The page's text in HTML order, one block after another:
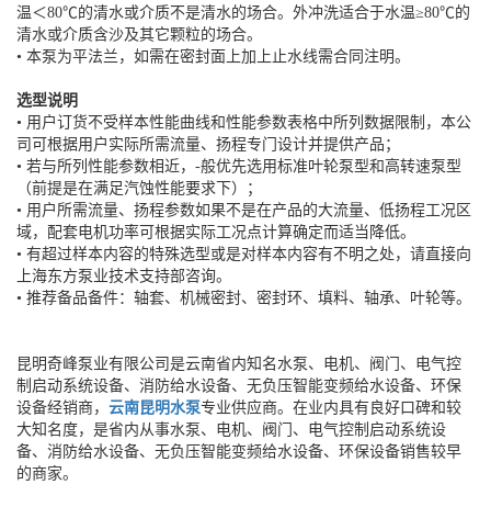
温＜80℃的清水或介质不是清水的场合。外冲洗适合于水温≥80℃的
清水或介质含沙及其它颗粒的场合。
• 本泵为平法兰，如需在密封面上加上止水线需合同注明。
选型说明
• 用户订货不受样本性能曲线和性能参数表格中所列数据限制，本公
司可根据用户实际所需流量、扬程专门设计并提供产品；
• 若与所列性能参数相近，-般优先选用标准叶轮泵型和高转速泵型
（前提是在满足汽蚀性能要求下）；
• 用户所需流量、扬程参数如果不是在产品的大流量、低扬程工况区
域，配套电机功率可根据实际工况点计算确定而适当降低。
• 有超过样本内容的特殊选型或是对样本内容有不明之处，请直接向
上海东方泵业技术支持部咨询。
• 推荐备品备件：轴套、机械密封、密封环、填料、轴承、叶轮等。
昆明奇峰泵业有限公司是云南省内知名水泵、电机、阀门、电气控
制启动系统设备、消防给水设备、无负压智能变频给水设备、环保
设备经销商， 云南昆明水泵专业供应商。在业内具有良好口碑和较
大知名度，是省内从事水泵、电机、阀门、电气控制启动系统设
备、消防给水设备、无负压智能变频给水设备、环保设备销售较早
的商家。